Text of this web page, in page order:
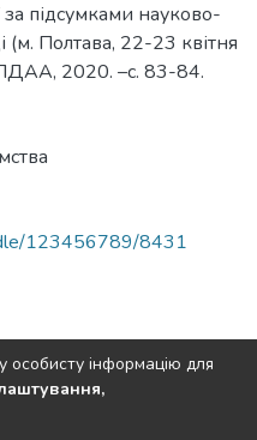
підсумками науково-
(м. Полтава, 22-23 квітня
2020. –с. 83-84.
123456789/8431
інформацію для